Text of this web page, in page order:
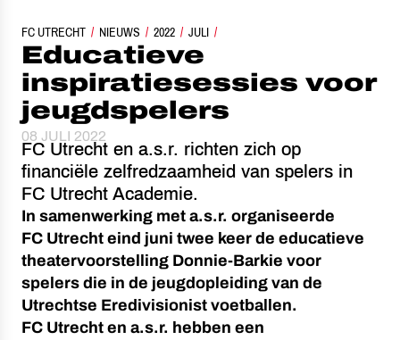
FC UTRECHT NIEUWS 2022 JULI
EDUCATIEVE INSPIRATIESESSIES VOOR JEUGDSPELERS
Educatieve
inspiratiesessies voor
jeugdspelers
08 JULI 2022
FC Utrecht en a.s.r. richten zich op
financiële zelfredzaamheid van spelers in
FC Utrecht Academie.
In samenwerking met a.s.r. organiseerde
FC Utrecht eind juni twee keer de educatieve
theatervoorstelling Donnie-Barkie voor
spelers die in de jeugdopleiding van de
Utrechtse Eredivisionist voetballen.
FC Utrecht en a.s.r. hebben een